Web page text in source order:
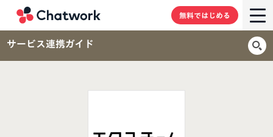
無料ではじめる
サービス連携ガイド